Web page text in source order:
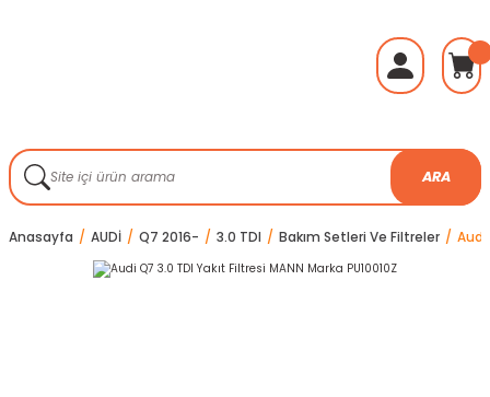
ARA
Anasayfa AUDİ Q7 2016- 3.0 TDI Bakım Setleri Ve Filtreler Audi